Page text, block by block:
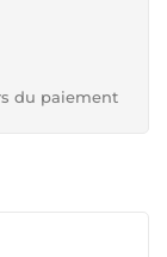
du paiement